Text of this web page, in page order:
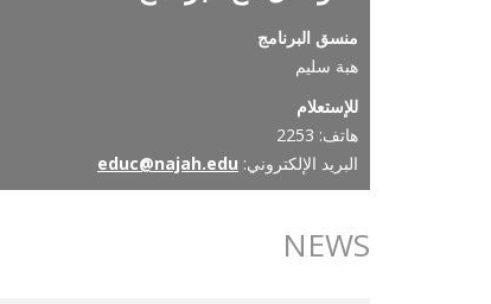
منسق البرنامج
هبة سليم
للإستعلام
هاتف: 2253
البريد الإلكتروني: educ@najah.edu
NEWS